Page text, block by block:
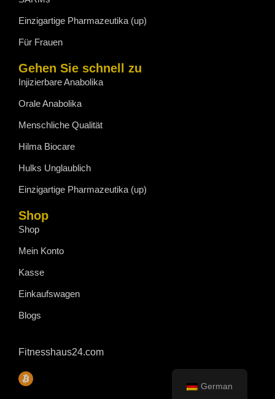
Einzigartige Pharmazeutika (up)
Für Frauen
Gehen Sie schnell zu
Injizierbare Anabolika
Orale Anabolika
Menschliche Qualität
Hilma Biocare
Hulks Unglaublich
Einzigartige Pharmazeutika (up)
Shop
Shop
Mein Konto
Kasse
Einkaufswagen
Blogs
Fitnesshaus24.com
German